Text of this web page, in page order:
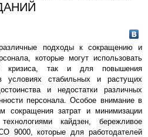
подходы к сокращению и
которые могут использовать
кризиса, так и для повышения
условиях стабильных и растущих
и недостатки различных
персонала. Особое внимание в
сокращения затрат и минимизации
кайдзен, бережливое
9000, которые для работодателей